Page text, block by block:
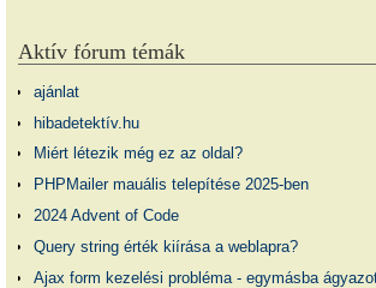
Aktív fórum témák
ajánlat
hibadetektív.hu
Miért létezik még ez az oldal?
PHPMailer mauális telepítése 2025-ben
2024 Advent of Code
Query string érték kiírása a weblapra?
Ajax form kezelési probléma - egymásba